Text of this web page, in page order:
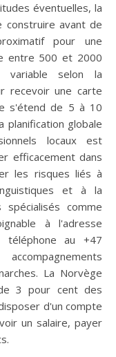
éventuelles, la
construire avant de
pour une
entre 500 et 2000
variable selon la
recevoir une carte
s'étend de 5 à 10
planification globale
locaux est
efficacement dans
les risques liés à
et à la
comme
à l'adresse
au +47
La Norvège
3 pour cent des
d'un compte
un salaire, payer